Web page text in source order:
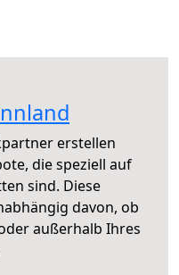
erstellen
die speziell auf
sind. Diese
davon, ob
außerhalb Ihres